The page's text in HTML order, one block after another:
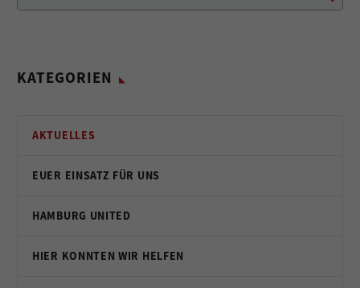
KATEGORIEN
AKTUELLES
EUER EINSATZ FÜR UNS
HAMBURG UNITED
HIER KONNTEN WIR HELFEN